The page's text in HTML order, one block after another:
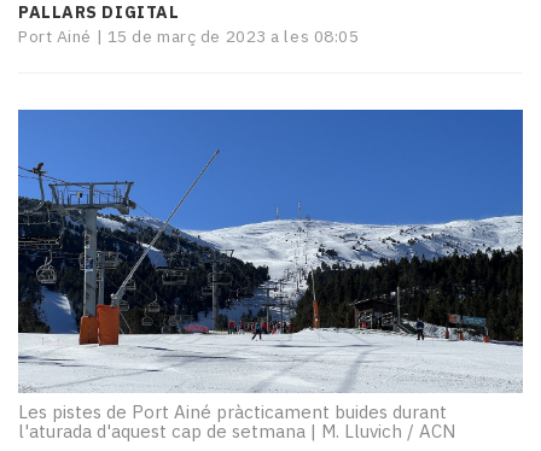
tant!
TV
mitjans
temps
Reportatges
Entrevistes
Enquestes
A
escena!
Dis
la
teva!
Subscriptors
La
PALLARS DIGITAL
Port Ainé | 15 de març de 2023 a les 08:05
Les pistes de Port Ainé pràcticament buides durant
l'aturada d'aquest cap de setmana | M. Lluvich / ACN